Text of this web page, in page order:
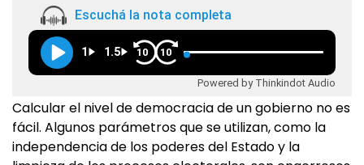
Escuchá la nota completa
1 1.5 10 10
Powered by Thinkindot Audio
Calcular el nivel de democracia de un gobierno no es
fácil. Algunos parámetros que se utilizan, como la
independencia de los poderes del Estado y la